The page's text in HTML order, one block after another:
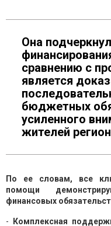
Она
сравнению с
является
бюджетных
усиленного
жителей
По ее словам, все
помощи
финансовых
-
Комплексная